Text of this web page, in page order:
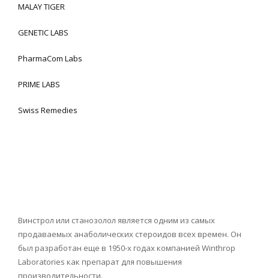
MALAY TIGER
GENETIC LABS
PharmaCom Labs
PRIME LABS
Swiss Remedies
Винстрол или станозолол является одним из самых
продаваемых анаболических стероидов всех времен. Он
был разработан еще в 1950-х годах компанией Winthrop
Laboratories как препарат для повышения
производительности.